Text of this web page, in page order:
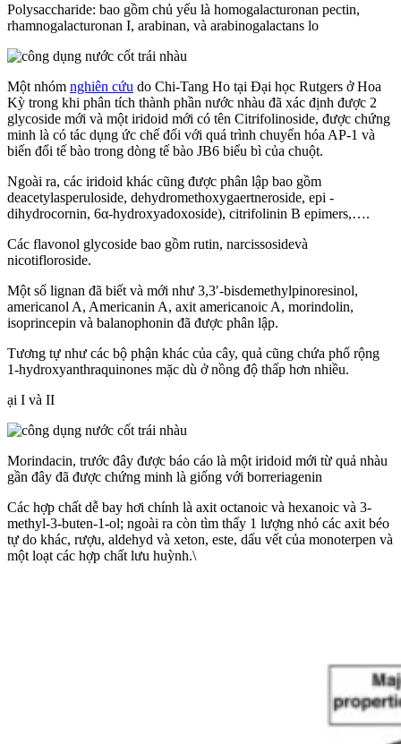
Polysaccharide: bao gồm chủ yếu là homogalacturonan pectin,
rhamnogalacturonan I, arabinan, và arabinogalactans lo
Một nhóm nghiên cứu do Chi-Tang Ho tại Đại học Rutgers ở Hoa
Kỳ trong khi phân tích thành phần nước nhàu đã xác định được 2
glycoside mới và một iridoid mới có tên Citrifolinoside, được chứng
minh là có tác dụng ức chế đối với quá trình chuyển hóa AP-1 và
biến đổi tế bào trong dòng tế bào JB6 biểu bì của chuột.
Ngoài ra, các iridoid khác cũng được phân lập bao gồm
deacetylasperuloside, dehydromethoxygaertneroside, epi -
dihydrocornin, 6α-hydroxyadoxoside), citrifolinin B epimers,….
Các flavonol glycoside bao gồm rutin, narcissosidevà
nicotifloroside.
Một số lignan đã biết và mới như 3,3′-bisdemethylpinoresinol,
americanol A, Americanin A, axit americanoic A, morindolin,
isoprincepin và balanophonin đã được phân lập.
Tương tự như các bộ phận khác của cây, quả cũng chứa phổ rộng
1-hydroxyanthraquinones mặc dù ở nồng độ thấp hơn nhiều.
ại I và II
Morindacin, trước đây được báo cáo là một iridoid mới từ quả nhàu
gần đây đã được chứng minh là giống với borreriagenin
Các hợp chất dễ bay hơi chính là axit octanoic và hexanoic và 3-
methyl-3-buten-1-ol; ngoài ra còn tìm thấy 1 lượng nhỏ các axit béo
tự do khác, rượu, aldehyd và xeton, este, dấu vết của monoterpen và
một loạt các hợp chất lưu huỳnh.\